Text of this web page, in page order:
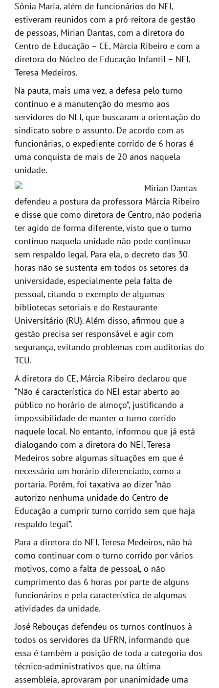
Sônia Maria, além de funcionários do NEI,
estiveram reunidos com a pró-reitora de gestão
de pessoas, Mirian Dantas, com a diretora do
Centro de Educação – CE, Márcia Ribeiro e com a
diretora do Núcleo de Educação Infantil – NEI,
Teresa Medeiros.
Na pauta, mais uma vez, a defesa pelo turno
contínuo e a manutenção do mesmo aos
servidores do NEI, que buscaram a orientação do
sindicato sobre o assunto. De acordo com as
funcionárias, o expediente corrido de 6 horas é
uma conquista de mais de 20 anos naquela
unidade.
Mirian Dantas
defendeu a postura da professora Márcia Ribeiro
e disse que como diretora de Centro, não poderia
ter agido de forma diferente, visto que o turno
contínuo naquela unidade não pode continuar
sem respaldo legal. Para ela, o decreto das 30
horas não se sustenta em todos os setores da
universidade, especialmente pela falta de
pessoal, citando o exemplo de algumas
bibliotecas setoriais e do Restaurante
Universitário (RU). Além disso, afirmou que a
gestão precisa ser responsável e agir com
segurança, evitando problemas com auditorias do
TCU.
A diretora do CE, Márcia Ribeiro declarou que
“Não é característica do NEI estar aberto ao
público no horário de almoço”, justificando a
impossibilidade de manter o turno corrido
naquele local. No entanto, informou que já está
dialogando com a diretora do NEI, Teresa
Medeiros sobre algumas situações em que é
necessário um horário diferenciado, como a
portaria. Porém, foi taxativa ao dizer “não
autorizo nenhuma unidade do Centro de
Educação a cumprir turno corrido sem que haja
respaldo legal”.
Para a diretora do NEI, Teresa Medeiros, não há
como continuar com o turno corrido por vários
motivos, como a falta de pessoal, o não
cumprimento das 6 horas por parte de alguns
funcionários e pela característica de algumas
atividades da unidade.
José Rebouças defendeu os turnos contínuos à
todos os servidores da UFRN, informando que
essa é também a posição de toda a categoria dos
técnico-administrativos que, na última
assembleia, aprovaram por unanimidade uma